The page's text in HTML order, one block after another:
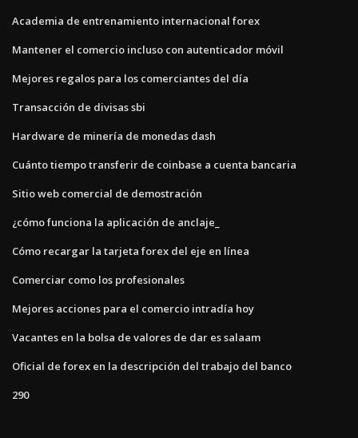
Academia de entrenamiento internacional forex
Mantener el comercio incluso con autenticador móvil
Mejores regalos para los comerciantes del día
Transacción de divisas sbi
Hardware de minería de monedas dash
Cuánto tiempo transferir de coinbase a cuenta bancaria
Sitio web comercial de demostración
¿cómo funciona la aplicación de anclaje_
Cómo recargar la tarjeta forex del eje en línea
Comerciar como los profesionales
Mejores acciones para el comercio intradía hoy
Vacantes en la bolsa de valores de dar es salaam
Oficial de forex en la descripción del trabajo del banco
290